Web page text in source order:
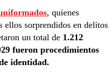
, quienes
ellos sorprendidos en delitos
un total de 1.212
fueron procedimientos
identidad.